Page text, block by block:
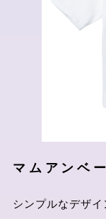
マムアンベ
シンプルなデザイ